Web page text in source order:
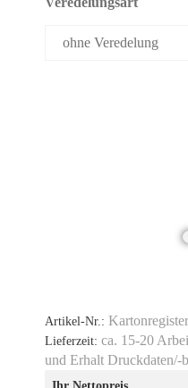
Artikel-Nr.:
Lieferzeit: ca. 15-20
und Erhalt Druckdaten/-
Ihr Nettopreis